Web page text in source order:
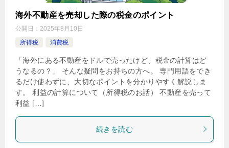
海外不動産を売却した際の税金のポイント
公開日： 2025年8月10日
所得税
消費税
「海外にある不動産をドルで売ったけど、税金の計算はど
うなるの？」 そんな疑問をお持ちの方へ。 専門用語をでき
るだけ使わずに、大切なポイントを分かりやすく解説しま
す。 利益の計算について（所得税のお話） 不動産を売って
利益 […]
続きを読む